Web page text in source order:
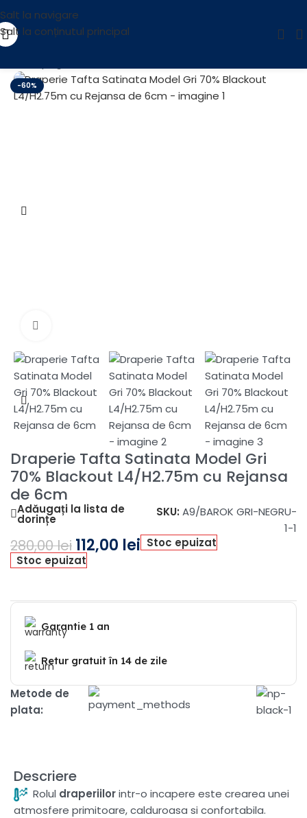
Salt la navigare
Salt la conținutul principal
-60%
Draperie Tafta Satinata Model Gri
70% Blackout L4/H2.75m cu Rejansa
de 6cm
Adăugați la lista de
dorințe
SKU: A9/BAROK GRI-NEGRU-
1-1
280,00lei 112,00 lei Stoc epuizat
Stoc epuizat
Garantie 1 an
Retur gratuit în 14 de zile
Metode de
plata:
Descriere
Rolul draperiilorintr-o incapere este crearea unei
atmosfere primitoare, calduroasa si confortabila.